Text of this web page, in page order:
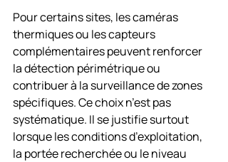
Pour certains sites, les caméras
thermiques ou les capteurs
complémentaires peuvent renforcer
la détection périmétrique ou
contribuer à la surveillance de zones
spécifiques. Ce choix n’est pas
systématique. Il se justifie surtout
lorsque les conditions d’exploitation,
la portée recherchée ou le niveau